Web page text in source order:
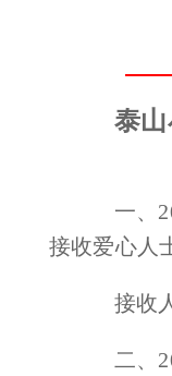
泰
一、
接收爱心人
接收
二、